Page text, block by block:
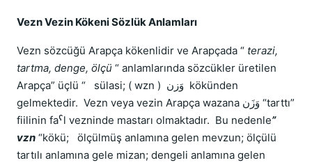
Vezn Vezin Kökeni Sözlük Anlamları
Vezn sözcüğü Arapça kökenlidir ve Arapçada “ terazi,
tartma, denge, ölçü “ anlamlarında sözcükler üretilen
Arapça” üçlü “
sülasi; ( wzn ) وَزن kökünden
gelmektedir. Vezn veya vezin Arapça wazana وَزَن “tarttı”
fiilinin faˁl vezninde mastarı olmaktadır. Bu nedenle”
vzn “kökü;
ölçülmüş anlamına gelen mevzun; ölçülü
tartılı anlamına gele mizan; dengeli anlamına gelen